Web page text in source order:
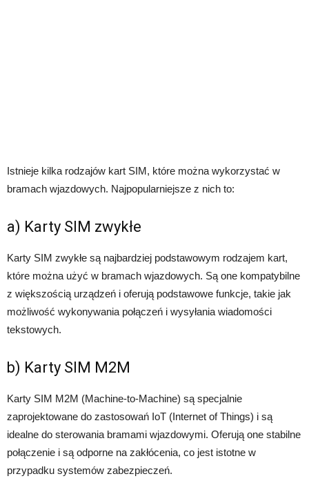
Istnieje kilka rodzajów kart SIM, które można wykorzystać w
bramach wjazdowych. Najpopularniejsze z nich to:
a) Karty SIM zwykłe
Karty SIM zwykłe są najbardziej podstawowym rodzajem kart,
które można użyć w bramach wjazdowych. Są one kompatybilne
z większością urządzeń i oferują podstawowe funkcje, takie jak
możliwość wykonywania połączeń i wysyłania wiadomości
tekstowych.
b) Karty SIM M2M
Karty SIM M2M (Machine-to-Machine) są specjalnie
zaprojektowane do zastosowań IoT (Internet of Things) i są
idealne do sterowania bramami wjazdowymi. Oferują one stabilne
połączenie i są odporne na zakłócenia, co jest istotne w
przypadku systemów zabezpieczeń.